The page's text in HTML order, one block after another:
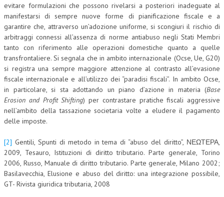
evitare formulazioni che possono rivelarsi a posteriori inadeguate al
manifestarsi di sempre nuove forme di pianificazione fiscale e a
garantire che, attraverso un’adozione uniforme, si scongiuri il rischio di
arbitraggi connessi all’assenza di norme antiabuso negli Stati Membri
tanto con riferimento alle operazioni domestiche quanto a quelle
transfrontaliere. Si segnala che in ambito internazionale (Ocse, Ue, G20)
si registra una sempre maggiore attenzione al contrasto all’evasione
fiscale internazionale e all’utilizzo dei “paradisi fiscali”. In ambito Ocse,
in particolare, si sta adottando un piano d’azione in materia (Base
Erosion and Profit Shifting) per contrastare pratiche fiscali aggressive
nell’ambito della tassazione societaria volte a eludere il pagamento
delle imposte.
[2] Gentili, Spunti di metodo in tema di “abuso del diritto”, ΝΕΩΤΕΡΑ,
2009, Tesauro, Istituzioni di diritto tributario. Parte generale, Torino
2006, Russo, Manuale di diritto tributario. Parte generale, Milano 2002;
Basilavecchia, Elusione e abuso del diritto: una integrazione possibile,
GT- Rivista giuridica tributaria, 2008